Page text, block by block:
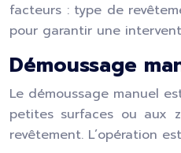
facteurs : type de
pour garantir une
Démoussage
Le démoussage manuel
petites surfaces ou aux
revêtement. L’opération